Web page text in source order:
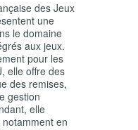
des Jeux
une
le domaine
aux jeux.
pour les
elle offre des
des remises,
gestion
elle
en